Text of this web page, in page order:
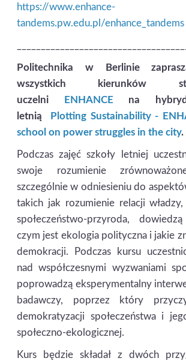
https://www.enhance-
tandems.pw.edu.pl/enhance_tandems
Politechnika w Berlinie
wszystkich kierunków
uczelni
ENHANCE
na
letnią
Plotting Sustainability -
school on power struggles in the city.
Podczas zajęć szkoły letniej
swoje rozumienie
szczególnie w odniesieniu do
takich jak rozumienie relacji
społeczeństwo-przyroda,
czym jest ekologia polityczna i jakie
demokracji. Podczas kursu
nad współczesnymi wyzwaniami
poprowadzą eksperymentalny
badawczy, poprzez który
demokratyzacji społeczeństwa i
społeczno-ekologicznej.
Kurs będzie składał z dwóch